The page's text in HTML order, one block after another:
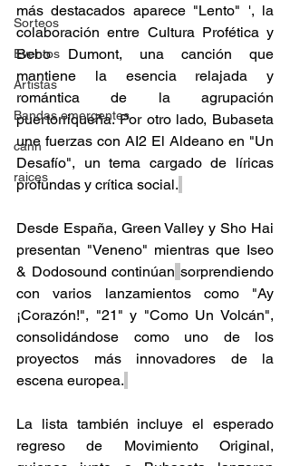
Sorteos
Eventos
Artistas
Bandas emergentes
cann
raices
más destacados aparece "Lento" ', la
colaboración entre Cultura Profética y
Bebo Dumont, una canción que
mantiene la esencia relajada y
romántica de la agrupación
puertorriqueña. Por otro lado, Bubaseta
une fuerzas con AI2 El Aldeano en "Un
Desafío", un tema cargado de líricas
profundas y crítica social.
Desde España, Green Valley y Sho Hai
presentan "Veneno" mientras que Iseo
& Dodosound continúan sorprendiendo
con varios lanzamientos como "Ay
¡Corazón!", "21" y "Como Un Volcán",
consolidándose como uno de los
proyectos más innovadores de la
escena europea.
La lista también incluye el esperado
regreso de Movimiento Original,